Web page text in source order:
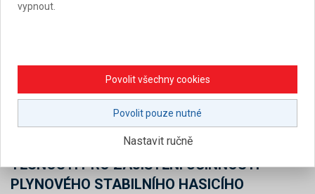
Ing. Leoš Martiš , Ing. Veronika Hartmannová (Pražáková)
DOOR FAN TEST – PROSTOROVÁ ZKOUŠKA
TĚSNOSTI PRO ZAJIŠTĚNÍ ÚČINNOSTI
PLYNOVÉHO STABILNÍHO HASICÍHO
vypnout.
Povolit všechny cookies
Povolit pouze nutné
Nastavit ručně